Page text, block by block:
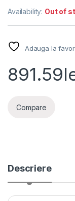
Availability: Out of
Adauga la
891.59
Compare
Descriere